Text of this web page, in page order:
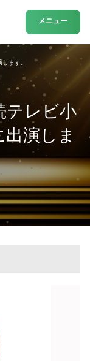
メニュー
テレビ小
演しま
ます。